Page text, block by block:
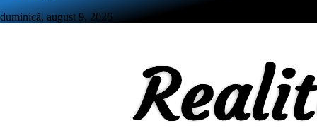
duminică, august 9, 2026